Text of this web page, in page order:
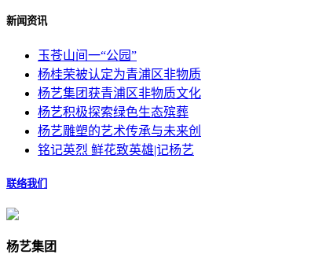
新闻资讯
玉苍山间一“公园”
杨桂荣被认定为青浦区非物质
杨艺集团获青浦区非物质文化
杨艺积极探索绿色生态殡葬
杨艺雕塑的艺术传承与未来创
铭记英烈 鲜花致英雄|记杨艺
联络我们
杨艺集团